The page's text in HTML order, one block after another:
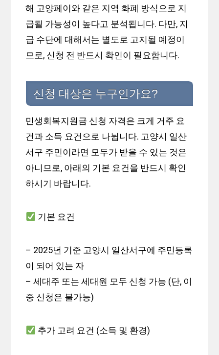
해 고양페이와 같은 지역 화폐 방식으로 지
급될 가능성이 높다고 분석됩니다. 다만, 지
급 수단에 대해서는 별도로 고지될 예정이
므로, 신청 전 반드시 확인이 필요합니다.
신청 대상은 누구인가요?
민생회복지원금 신청 자격은 크게 거주 요
건과 소득 요건으로 나뉩니다. 고양시 일산
서구 주민이라면 모두가 받을 수 있는 것은
아니므로, 아래의 기본 요건을 반드시 확인
하시기 바랍니다.
기본 요건
– 2025년 기준 고양시 일산서구에 주민등록
이 되어 있는 자
– 세대주 또는 세대원 모두 신청 가능 (단, 이
중 신청은 불가능)
추가 고려 요건 (소득 및 환경)